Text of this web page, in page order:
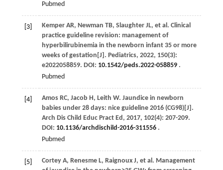
Pubmed
[3] Kemper AR, Newman TB, Slaughter JL, et al. Clinical
practice guideline revision: management of
hyperbilirubinemia in the newborn infant 35 or more
weeks of gestation[J]. Pediatrics, 2022, 150(3):
e2022058859. DOI: 10.1542/peds.2022-058859.
Pubmed
[4] Amos RC, Jacob H, Leith W. Jaundice in newborn
babies under 28 days: nice guideline 2016 (CG98)[J].
Arch Dis Child Educ Pract Ed, 2017, 102(4): 207-209.
DOI: 10.1136/archdischild-2016-311556.
Pubmed
[5] Cortey A, Renesme L, Raignoux J, et al. Management